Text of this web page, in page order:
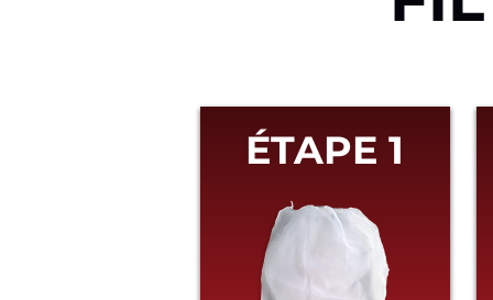
ÉTAPE 1